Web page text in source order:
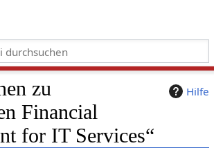
Hilfe
zu
Financial
for IT Services“